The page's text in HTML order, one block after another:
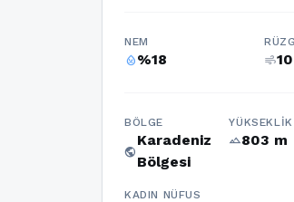
NEM
humidity_percentage%18 air
BÖLGE
public
Karadeniz
Bölgesi
YÜKSEKLIK
terrain803 m
KADIN NÜFUS